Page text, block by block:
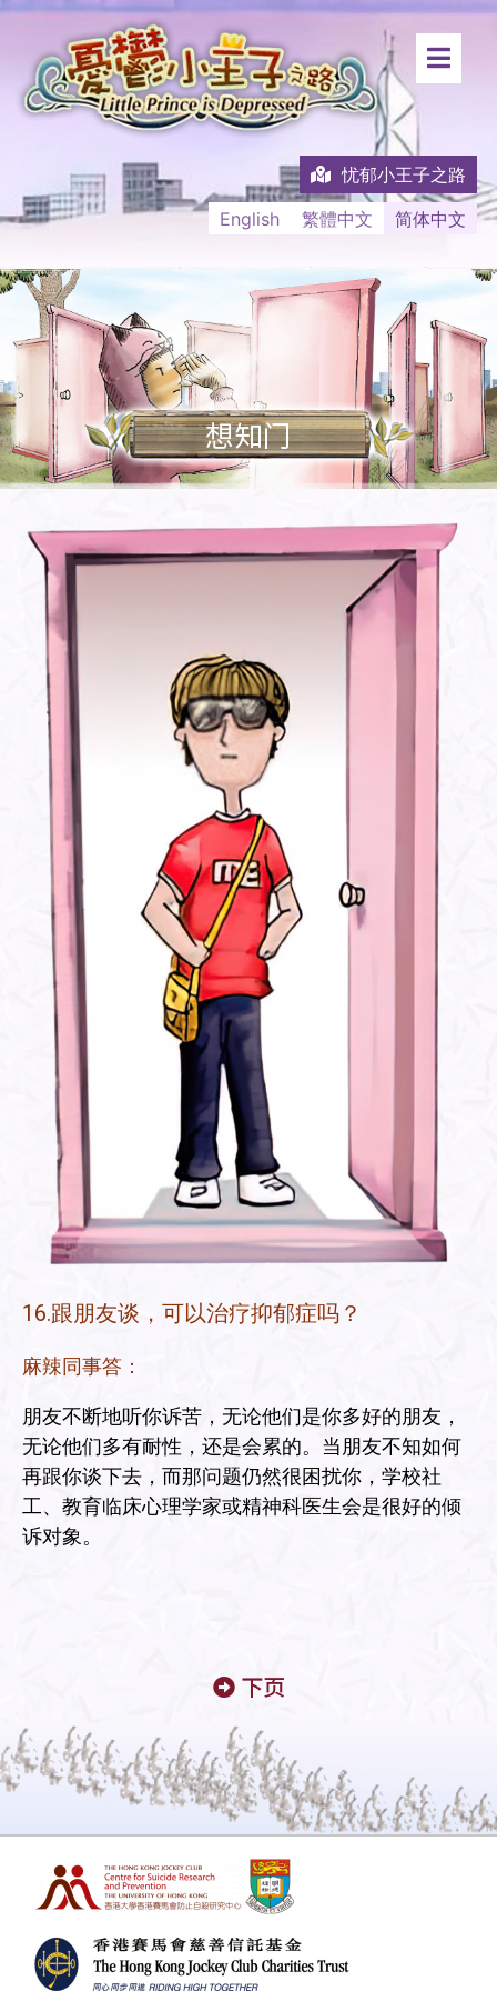
忧郁小王子之路
English
繁體中文 简体中文
想知门
16.跟朋友谈，可以治疗抑郁症吗？
麻辣同事答：
朋友不断地听你诉苦，无论他们是你多好的朋友，
无论他们多有耐性，还是会累的。当朋友不知如何
再跟你谈下去，而那问题仍然很困扰你，学校社
工、教育临床心理学家或精神科医生会是很好的倾
诉对象。
下页